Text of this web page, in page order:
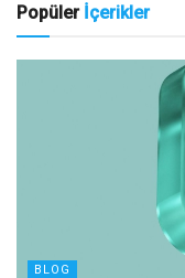
Popüler İçerikler
BLOG